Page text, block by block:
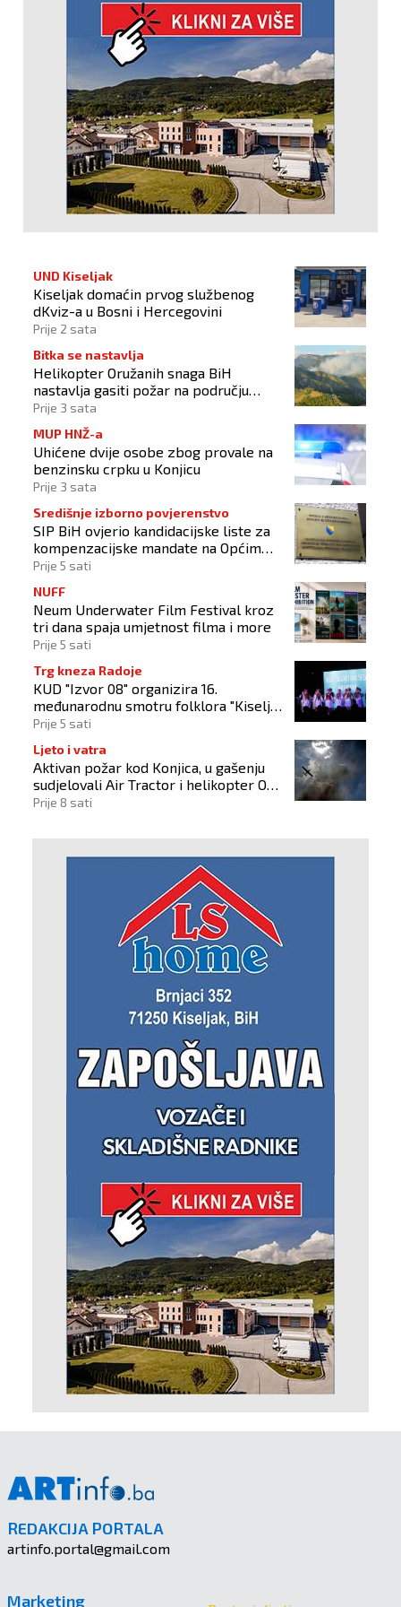
UND Kiseljak
Kiseljak domaćin prvog službenog
dKviz-a u Bosni i Hercegovini
Prije 2 sata
Bitka se nastavlja
Helikopter Oružanih snaga BiH
nastavlja gasiti požar na području
Konjica
Prije 3 sata
MUP HNŽ-a
Uhićene dvije osobe zbog provale na
benzinsku crpku u Konjicu
Prije 3 sata
Središnje izborno povjerenstvo
SIP BiH ovjerio kandidacijske liste za
kompenzacijske mandate na Općim
izborima 2026
Prije 5 sati
NUFF
Neum Underwater Film Festival kroz
tri dana spaja umjetnost filma i more
Prije 5 sati
Trg kneza Radoje
KUD "Izvor 08" organizira 16.
međunarodnu smotru folklora "Kiseljak
2026"
Prije 5 sati
Ljeto i vatra
Aktivan požar kod Konjica, u gašenju
sudjelovali Air Tractor i helikopter OS-
a BiH
Prije 8 sati
REDAKCIJA PORTALA
artinfo.portal@gmail.com
Marketing